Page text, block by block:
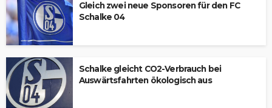
Gleich zwei neue Sponsoren für den FC
Schalke 04
Schalke gleicht CO2-Verbrauch bei
Auswärtsfahrten ökologisch aus